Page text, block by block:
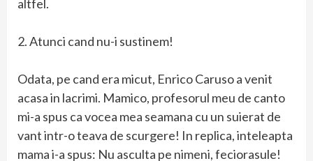
altfel.
2. Atunci cand nu-i sustinem!
Odata, pe cand era micut, Enrico Caruso a venit
acasa in lacrimi. Mamico, profesorul meu de canto
mi-a spus ca vocea mea seamana cu un suierat de
vant intr-o teava de scurgere! In replica, inteleapta
mama i-a spus: Nu asculta pe nimeni, feciorasule!